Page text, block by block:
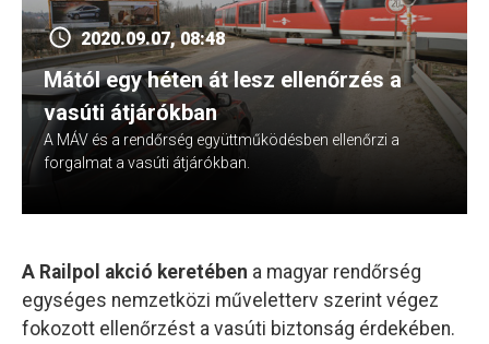
2020.09.07, 08:48
Mától egy héten át lesz ellenőrzés a
vasúti átjárókban
A MÁV és a rendőrség együttműködésben ellenőrzi a
forgalmat a vasúti átjárókban.
A Railpol akció keretében a magyar rendőrség
egységes nemzetközi műveletterv szerint végez
fokozott ellenőrzést a vasúti biztonság érdekében.